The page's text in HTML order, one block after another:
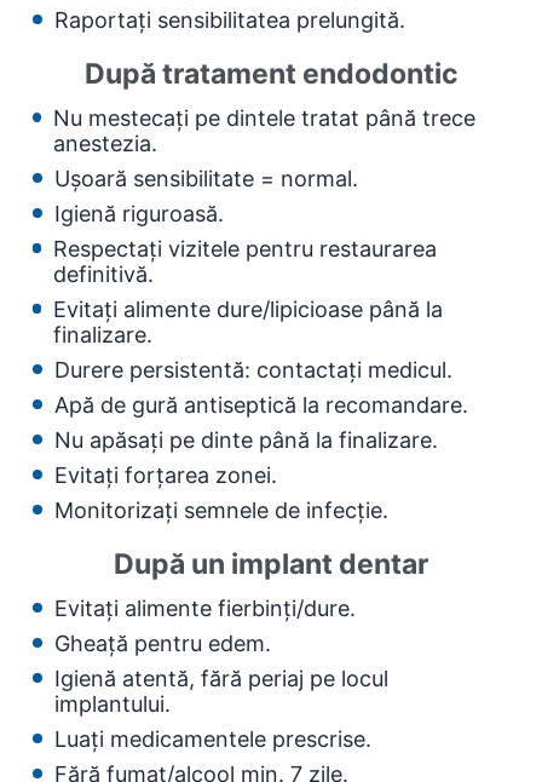
Raportați sensibilitatea prelungită.
După tratament endodontic
Nu mestecați pe dintele tratat până trece
anestezia.
Ușoară sensibilitate = normal.
Igienă riguroasă.
Respectați vizitele pentru restaurarea
definitivă.
Evitați alimente dure/lipicioase până la
finalizare.
Durere persistentă: contactați medicul.
Apă de gură antiseptică la recomandare.
Nu apăsați pe dinte până la finalizare.
Evitați forțarea zonei.
Monitorizați semnele de infecție.
După un implant dentar
Evitați alimente fierbinți/dure.
Gheață pentru edem.
Igienă atentă, fără periaj pe locul
implantului.
Luați medicamentele prescrise.
Fără fumat/alcool min. 7 zile.